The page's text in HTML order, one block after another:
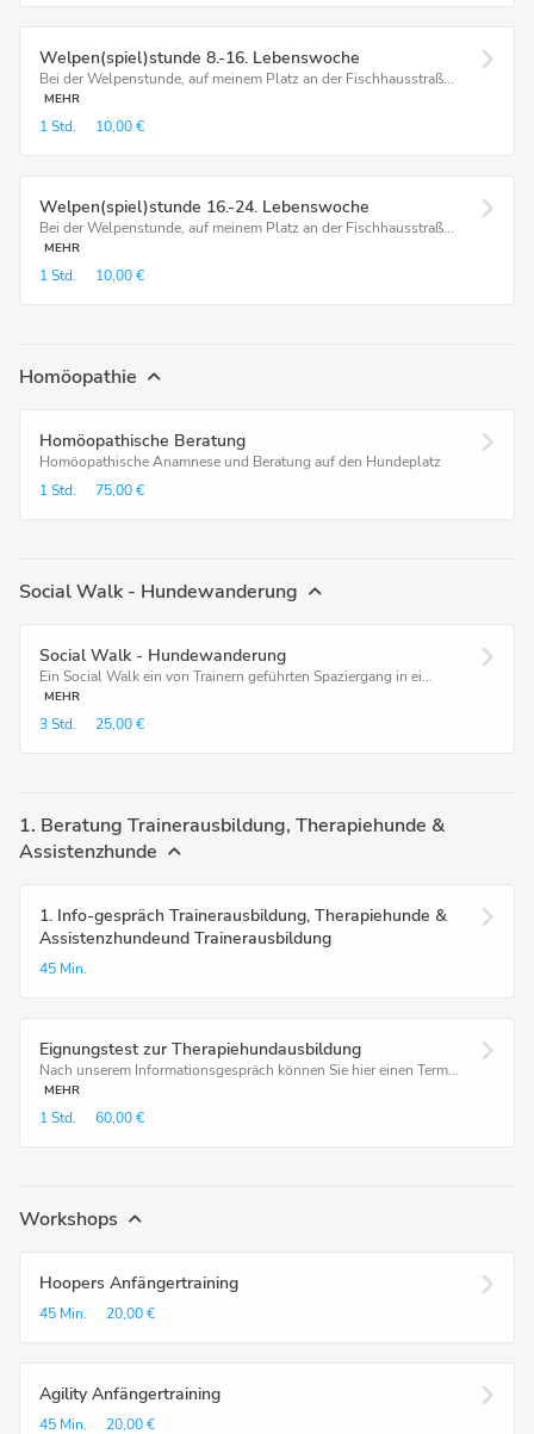
Welpen(spiel)stunde 8.-16. Lebenswoche
Bei der Welpenstunde, auf meinem Platz an der Fischhausstraß...
MEHR
1 Std. 10,00 €
Welpen(spiel)stunde 16.-24. Lebenswoche
Bei der Welpenstunde, auf meinem Platz an der Fischhausstraß...
MEHR
1 Std. 10,00 €
Homöopathie
Homöopathische Beratung
Homöopathische Anamnese und Beratung auf den Hundeplatz
1 Std.
75,00 €
Social Walk - Hundewanderung
Social Walk - Hundewanderung
Ein Social Walk ein von Trainern geführten Spaziergang in ei...
MEHR
3 Std. 25,00 €
1. Beratung Trainerausbildung, Therapiehunde &
Assistenzhunde
1. Info-gespräch Trainerausbildung, Therapiehunde &
Assistenzhundeund Trainerausbildung
45 Min.
Eignungstest zur Therapiehundausbildung
Nach unserem Informationsgespräch können Sie hier einen Term...
MEHR
1 Std. 60,00 €
Workshops
Hoopers Anfängertraining
45 Min. 20,00 €
Agility Anfängertraining
45 Min. 20,00 €